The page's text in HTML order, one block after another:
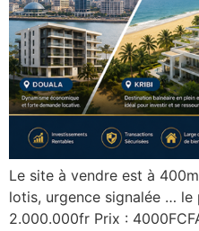
Le site à vendre est à
lotis, urgence signalée …
2.000.000fr Prix :